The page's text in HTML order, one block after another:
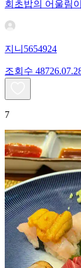
회초밥의 어울림
지니5654924
조회수 487
7